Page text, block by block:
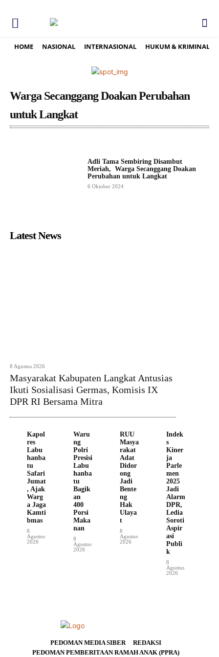
HOME NASIONAL INTERNASIONAL HUKUM & KRIMINAL
Warga Secanggang Doakan Perubahan
untuk Langkat
Adli Tama Sembiring Disambut
Meriah, Warga Secanggang Doakan
Perubahan untuk Langkat
6 Oktober 2024
Latest News
8 Agustus 2026
Masyarakat Kabupaten Langkat Antusias
Ikuti Sosialisasi Germas, Komisis IX
DPR RI Bersama Mitra
Kapol
res
Labu
hanba
tu
Safari
Jumat
, Ajak
Warg
a Jaga
Kamti
bmas
8
Agustus
2026
Waru
ng
Polri
Presisi
Labu
hanba
tu
Bagik
an
400
Porsi
Maka
nan
8
Agustus
2026
RUU
Masya
rakat
Adat
Didor
ong
Jadi
Bente
ng
Hak
Ulaya
t
8
Agustus
2026
Indek
s
Kiner
ja
Parle
men
2025
Jadi
Alarm
DPR,
Ledia
Soroti
Aspir
asi
Publi
k
8
Agustus
2026
PEDOMAN MEDIA SIBER
REDAKSI
PEDOMAN PEMBERITAAN RAMAH ANAK (PPRA)